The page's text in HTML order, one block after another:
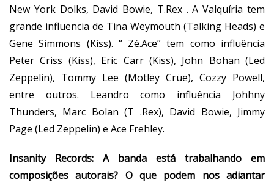
New York Dolks, David Bowie, T.Rex . A Valquíria tem
grande influencia de Tina Weymouth (Talking Heads) e
Gene Simmons (Kiss). “ Zé.Ace” tem como influência
Peter Criss (Kiss), Eric Carr (Kiss), John Bohan (Led
Zeppelin), Tommy Lee (Motlëy Crüe), Cozzy Powell,
entre outros. Leandro como influência Johhny
Thunders, Marc Bolan (T .Rex), David Bowie, Jimmy
Page (Led Zeppelin) e Ace Frehley.
Insanity Records:
A banda está trabalhando em
composições autorais? O que podem nos adiantar